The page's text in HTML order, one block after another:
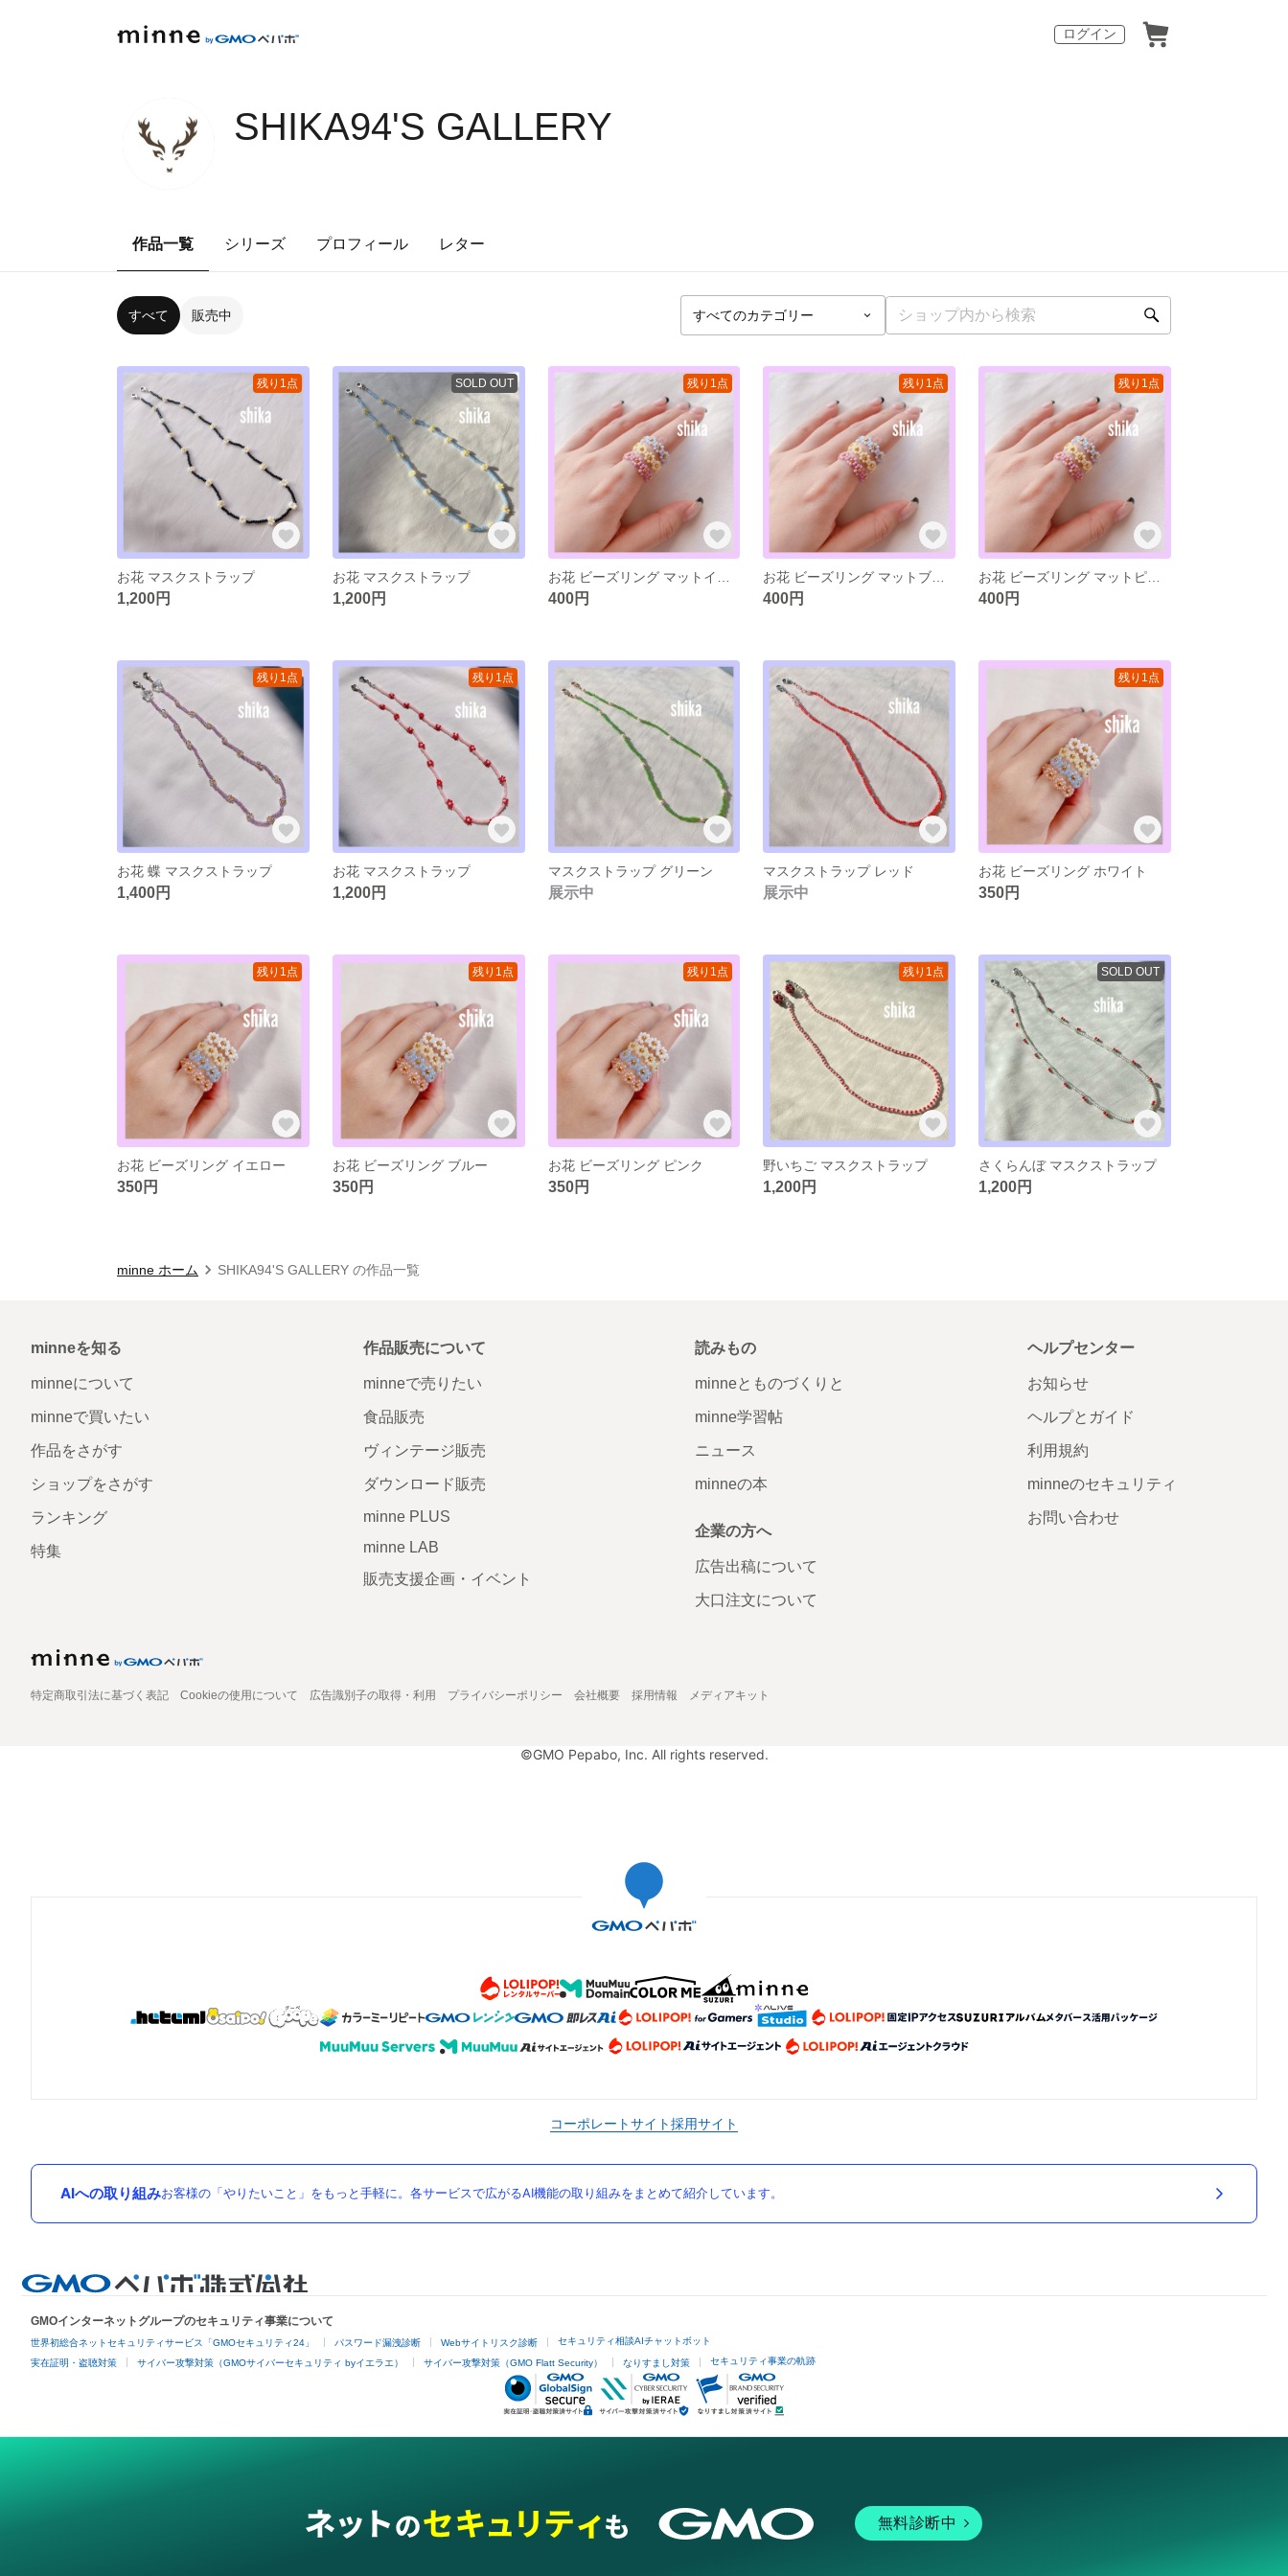
ログイン
SHIKA94'S GALLERY
作品一覧 シリーズ プロフィール レター
すべて 販売中
残り1点
お花 マスクストラップ
1,200円
SOLD OUT
お花 マスクストラップ
1,200円
残り1点
400円
残り1点
400円
残り1点
400円
残り1点
お花 蝶 マスクストラップ
1,400円
残り1点
お花 マスクストラップ
1,200円
マスクストラップ グリーン
展示中
マスクストラップ レッド
展示中
残り1点
お花 ビーズリング ホワイト
350円
残り1点
お花 ビーズリング イエロー
350円
残り1点
お花 ビーズリング ブルー
350円
残り1点
お花 ビーズリング ピンク
350円
残り1点
野いちご マスクストラップ
1,200円
SOLD OUT
さくらんぼ マスクストラップ
1,200円
minne ホーム SHIKA94'S GALLERY の作品一覧
minneを知る
minneについて
minneで買いたい
作品をさがす
ショップをさがす
ランキング
特集
作品販売について
minneで売りたい
食品販売
ヴィンテージ販売
ダウンロード販売
minne PLUS
minne LAB
販売支援企画・イベント
読みもの
minneとものづくりと
minne学習帖
ニュース
minneの本
企業の方へ
広告出稿について
大口注文について
ヘルプセンター
お知らせ
ヘルプとガイド
利用規約
minneのセキュリティ
お問い合わせ
特定商取引法に基づく表記 Cookieの使用について 広告識別子の取得・利用 プライバシーポリシー 会社概要 採用情報 メディアキット
©GMO Pepabo, Inc. All rights reserved.
コーポレートサイト採用サイト
AIへの取り組みお客様の「やりたいこと」をもっと手軽に。各サービスで広がるAI機能の取り組みをまとめて紹介しています。
GMOインターネットグループのセキュリティ事業について
世界初総合ネットセキュリティサービス「GMOセキュリティ24」 パスワード漏洩診断 Webサイトリスク診断 セキュリティ相談AIチャットボット
実在証明・盗聴対策 サイバー攻撃対策（GMOサイバーセキュリティ byイエラエ） サイバー攻撃対策（GMO Flatt Security） なりすまし対策 セキュリティ事業の軌跡
無料診断中